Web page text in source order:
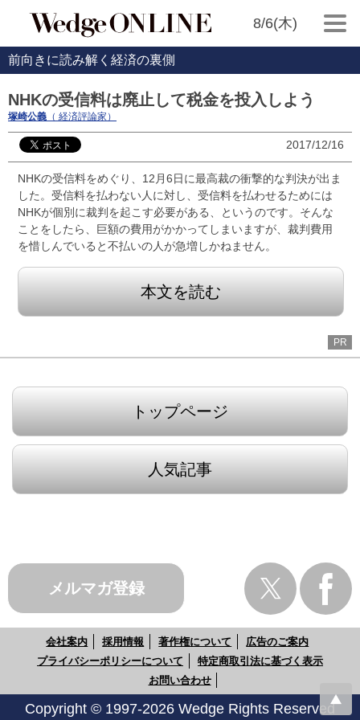
8/6(木)
前向きに読み解く経済の裏側
NHKの受信料は廃止して税金を投入しよう
塚崎公義 （ 経済評論家）
2017/12/16
NHKの受信料をめぐり、12月6日に最高裁の衝撃的な判決が出ま
した。受信料を払わない人に対し、受信料を払わせるためには
NHKが個別に裁判を起こす必要がある、というのです。そんな
ことをしたら、巨額の費用がかかってしまいますが、裁判費用
を惜しんでいると不払いの人が急増しかねません。
本文を読む
PR
トップページ
人気記事
メルマガ登録
会社案内 採用情報 著作権について
広告のご案内
プライバシーポリシーについて
特定商取引法に基づく表示
お問い合わせ
Copyright © 1997-2026 Wedge Rights Reserved